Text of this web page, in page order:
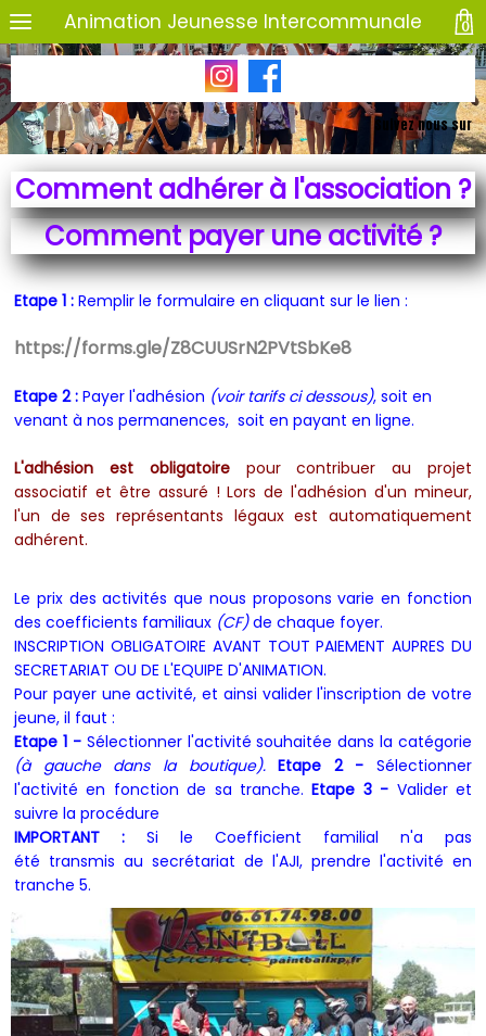
Animation Jeunesse Intercommunale
Suivez nous sur
Comment adhérer à l'association ?
Comment payer une activité ?
Etape 1 : Remplir le formulaire en cliquant sur le lien :
https://forms.gle/Z8CUUSrN2PVtSbKe8
Etape 2 : Payer l'adhésion (voir tarifs ci dessous), soit en
venant à nos permanences, soit en payant en ligne.
L'adhésion est obligatoirepour contribuer au projet
associatif et être assuré !Lors de l'adhésion d'un mineur,
l'un de ses représentants légaux est automatiquement
adhérent.
Le prix des activités que nous proposons varie en fonction
des coefficients familiaux (CF)de chaque foyer.
INSCRIPTION OBLIGATOIRE AVANT TOUT PAIEMENT AUPRES DU
SECRETARIAT OU DE L'EQUIPE D'ANIMATION.
Pour payer une activité, et ainsi valider l'inscription de votre
jeune, il faut :
Etape 1 - Sélectionner l'activité souhaitée dans la catégorie
(à gauche dans la boutique).Etape 2 - Sélectionner
l'activité en fonction de sa tranche.Etape 3 - Valider et
suivre la procédure
IMPORTANT : Si le Coefficient familial n'a pas
été transmis au secrétariat de l'AJI, prendre l'activité en
tranche 5.
0